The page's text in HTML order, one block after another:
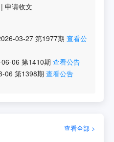
|申请收文
03-27 第1977期 查看公
06 第1410期 查看公告
06 第1398期 查看公告
查看全部 >